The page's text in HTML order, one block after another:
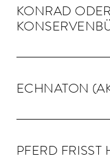
KON­RAD
ECHNA­TON
PFERD FRISST